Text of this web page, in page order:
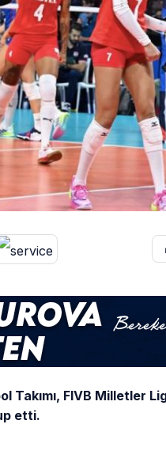
Takımı, FIVB Milletler
etti.